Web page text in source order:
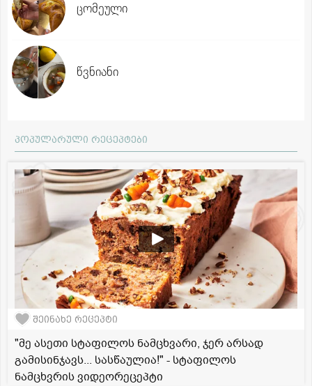
ცომეული
წვნიანი
პოპულარული რეცეპტები
შეინახე რეცეპტი
"მე ასეთი სტაფილოს ნამცხვარი, ჯერ არსად
გამისინჯავს... სასწაულია!" - სტაფილოს
ნამცხვრის ვიდეორეცეპტი